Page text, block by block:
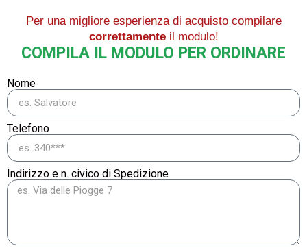
Per una migliore esperienza di acquisto compilare
correttamenteil modulo!
COMPILA IL MODULO PER ORDINARE
Nome
Telefono
Indirizzo e n. civico di Spedizione